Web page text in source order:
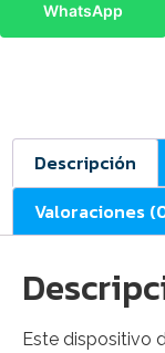
WhatsApp
Descripción
Valoraciones
Este dispositivo